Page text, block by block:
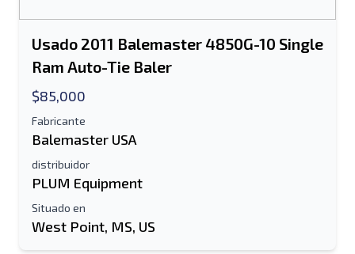
Usado 2011 Balemaster 4850G-10 Single
Ram Auto-Tie Baler
$85,000
Fabricante
Balemaster USA
distribuidor
PLUM Equipment
Situado en
West Point, MS, US